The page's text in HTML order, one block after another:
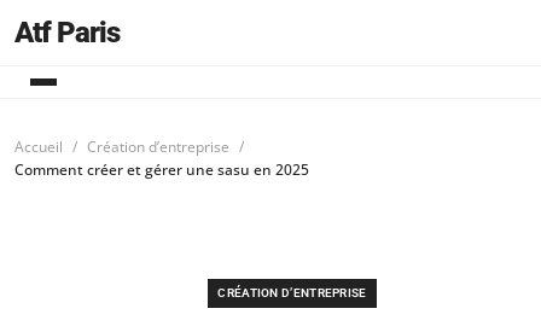
Atf Paris
Accueil
Création d’entreprise
Comment créer et gérer une sasu en 2025
CRÉATION D’ENTREPRISE